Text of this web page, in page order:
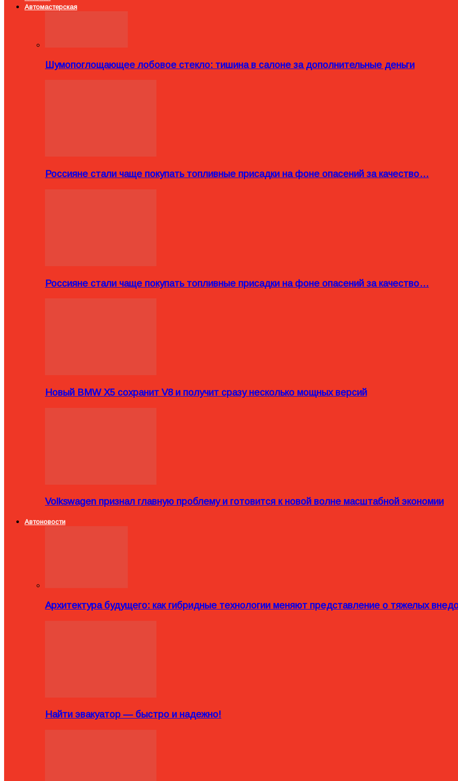
Автомастерская
Шумопоглощающее лобовое стекло: тишина в салоне за дополнительные деньги
Россияне стали чаще покупать топливные присадки на фоне опасений за качество…
Россияне стали чаще покупать топливные присадки на фоне опасений за качество…
Новый BMW X5 сохранит V8 и получит сразу несколько мощных версий
Volkswagen признал главную проблему и готовится к новой волне масштабной экономии
Автоновости
Архитектура будущего: как гибридные технологии меняют представление о тяжелых
Найти эвакуатор — быстро и надежно!